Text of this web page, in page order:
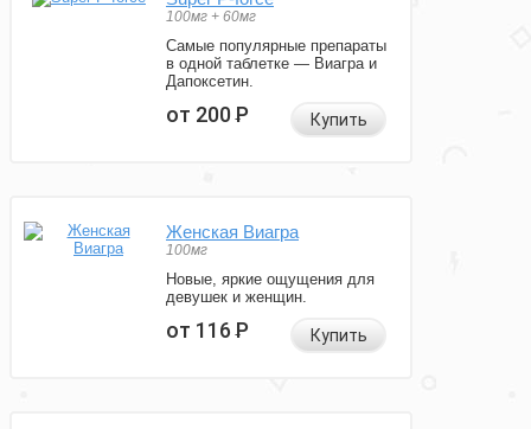
100мг + 60мг
Самые популярные препараты
в одной таблетке — Виагра и
Дапоксетин.
от 200Р Купить
Женская Виагра
100мг
Новые, яркие ощущения для
девушек и женщин.
от 116Р Купить